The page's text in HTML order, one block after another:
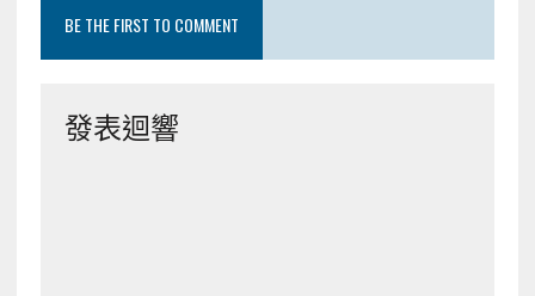
BE THE FIRST TO COMMENT
發表迴響